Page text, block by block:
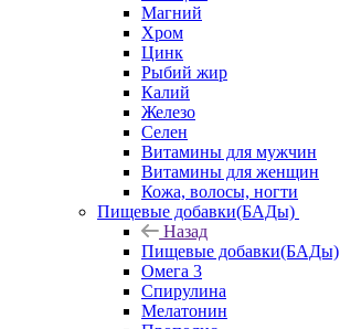
Магний
Хром
Цинк
Рыбий жир
Калий
Железо
Селен
Витамины для мужчин
Витамины для женщин
Кожа, волосы, ногти
Пищевые добавки(БАДы)
Назад
Пищевые добавки(БАДы)
Омега 3
Спирулина
Мелатонин